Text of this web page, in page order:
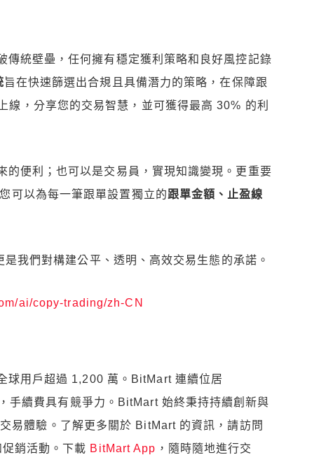
統壁壘，任何擁有穩定獲利策略和良好風控記錄
旨在快速篩選出合規且具備潛力的策略，在保障跟
，分享您的交易智慧，並可獲得最高 30% 的利
便利；也可以是交易員，實現知識變現。更重要
您可以為每一筆跟單設置獨立的跟單金額、止盈線
我們對構建公平、透明、高效交易生態的承諾。
ai/copy-trading/zh-CN
球用戶超過 1,200 萬。BitMart 連續位居
續費具有競爭力。BitMart 始終秉持持續創新與
易體驗。了解更多關於 BitMart 的資訊，請訪問
促銷活動。下載 BitMart App ，隨時隨地進行交